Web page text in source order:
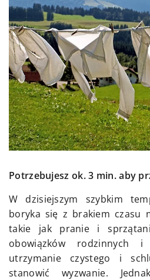
Potrzebujesz ok. 3 min. aby
W dzisiejszym szybkim
boryka się z brakiem czasu
takie jak pranie i
obowiązków rodzinnych i
utrzymanie czystego i
stanowić wyzwanie.